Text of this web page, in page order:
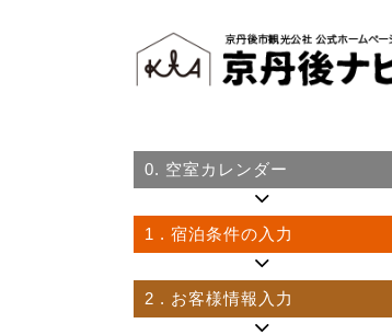
0. 空室カレンダー
1 . 宿泊条件の入力
2 . お客様情報入力